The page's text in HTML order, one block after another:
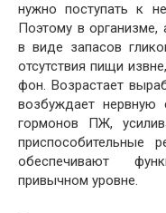
нужно поступать к
Поэтому в организме,
в виде запасов
отсутствия пищи
фон. Возрастает
возбуждает нервную
гормонов ПЖ,
приспособительные
обеспечивают
привычном уровне.